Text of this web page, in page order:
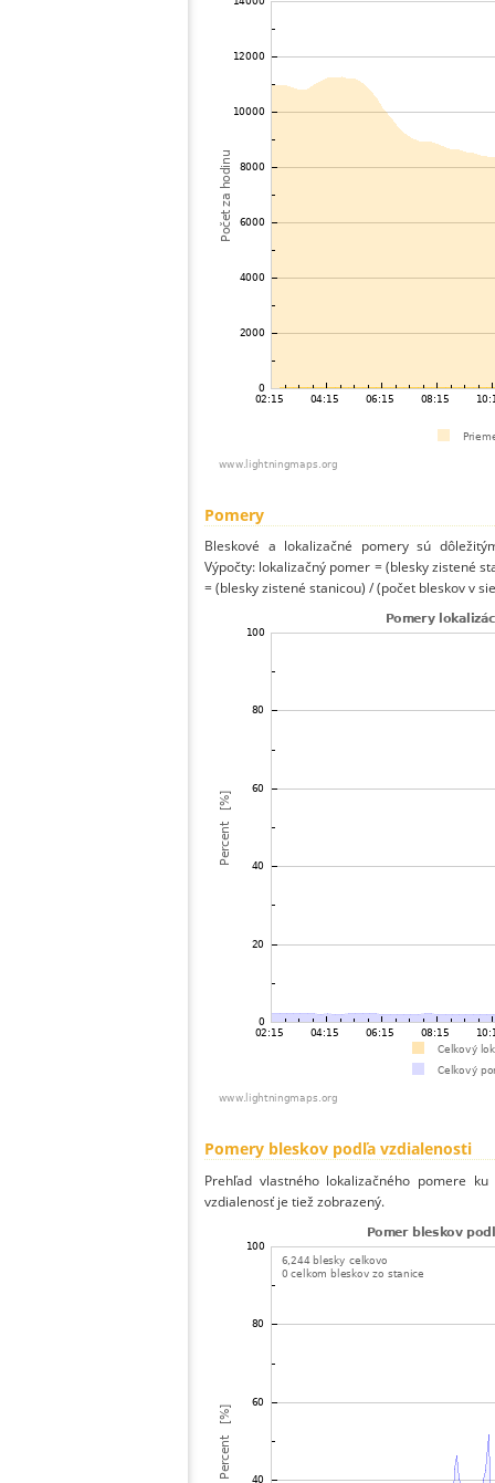
Pomery
Bleskové a lokalizačné pomery sú
Výpočty: lokalizačný pomer = (blesky zistené
= (blesky zistené stanicou) / (počet bleskov v
Pomery bleskov podľa vzdialenosti
Prehľad vlastného lokalizačného pomere
vzdialenosť je tiež zobrazený.